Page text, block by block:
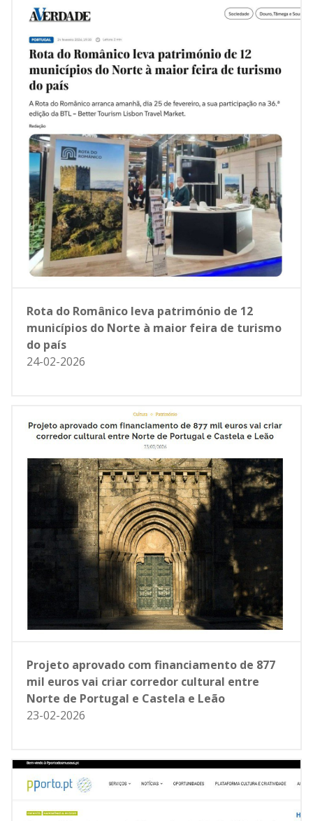
Rota do Românico leva património de 12
municípios do Norte à maior feira de turismo
do país
24-02-2026
Projeto aprovado com financiamento de 877
mil euros vai criar corredor cultural entre
Norte de Portugal e Castela e Leão
23-02-2026